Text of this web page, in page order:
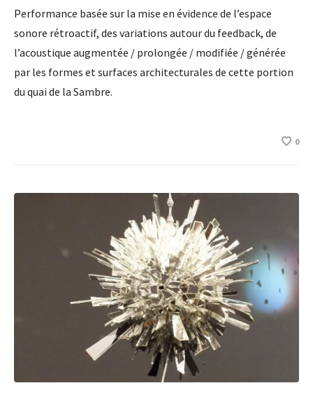
Performance basée sur la mise en évidence de l’espace
sonore rétroactif, des variations autour du feedback, de
l’acoustique augmentée / prolongée / modifiée / générée
par les formes et surfaces architecturales de cette portion
du quai de la Sambre.
0